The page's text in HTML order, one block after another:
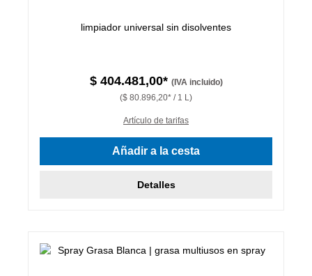
limpiador universal sin disolventes
$ 404.481,00* (IVA incluido)
($ 80.896,20* / 1 L)
Artículo de tarifas
Añadir a la cesta
Detalles